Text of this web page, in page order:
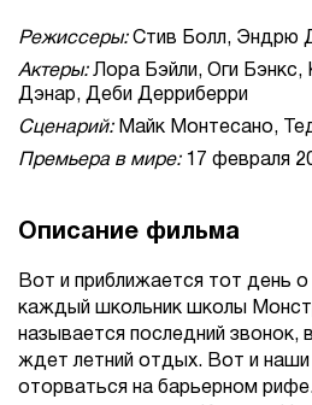
Режиссеры:Стив Болл, Эндрю
Актеры:Лора Бэйли, Оги Бэнкс,
Дэнар, Деби Дерриберри
Сценарий:Майк Монтесано,
Премьера в мире:17 февраля
Описание фильма
Вот и приближается тот день
каждый школьник школы
называется последний звонок,
ждет летний отдых. Вот и наши
оторваться на барьерном